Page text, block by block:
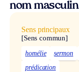
nom masculin
Sens principaux
[Sens commun]
homélie sermon
prédication